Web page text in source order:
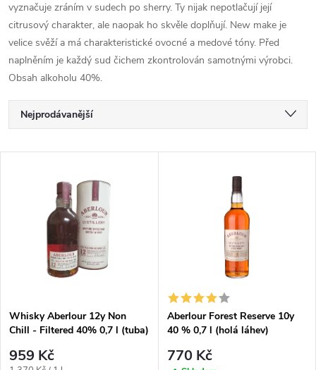
vyznačuje zráním v sudech po sherry. Ty nijak nepotlačují její
citrusový charakter, ale naopak ho skvěle doplňují. New make je
velice svěží a má charakteristické ovocné a medové tóny. Před
naplněním je každý sud čichem zkontrolován samotnými výrobci.
Obsah alkoholu 40%.
Ř
a
p
Nejprodávanější
Abecedně
s
p
Whisky Aberlour 12y Non
Chill - Filtered 40% 0,7 l (tuba)
959 Kč
Aberlour Forest Reserve 10y
40 % 0,7 l (holá láhev)
770 Kč